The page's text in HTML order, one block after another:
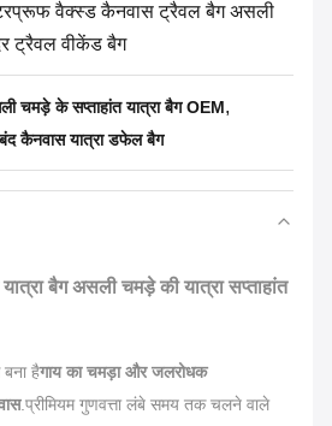
वैक्स्ड कैनवास ट्रैवल बैग असली
ट्रैवल वीकेंड बैग
चमड़े के सप्ताहांत यात्रा बैग OEM,
कैनवास यात्रा डफेल बैग
बैग असली चमड़े की यात्रा सप्ताहांत
बना हैगाय का चमड़ा और जलरोधक
.प्रीमियम गुणवत्ता लंबे समय तक चलने वाले